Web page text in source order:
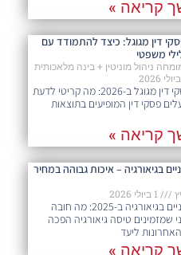
קריאה »
דין מגוגל: כיצד להתמודד עם
משפטי
ניהול מוניטין + בינה מלאכותית
הסרת פסקי דין מגוגל ב-2026: מה קריטי לדעת
פסקי דין המופיעים בתוצאות
קריאה »
בגיאורגיה – איכות גבוהה במחיר
1 ביולי 2026
טיפולי שיניים בגיאורגיה ב-2025: מה חובה
שמזמינים טיסה גיאורגיה הפכה
ליעד
קריאה »